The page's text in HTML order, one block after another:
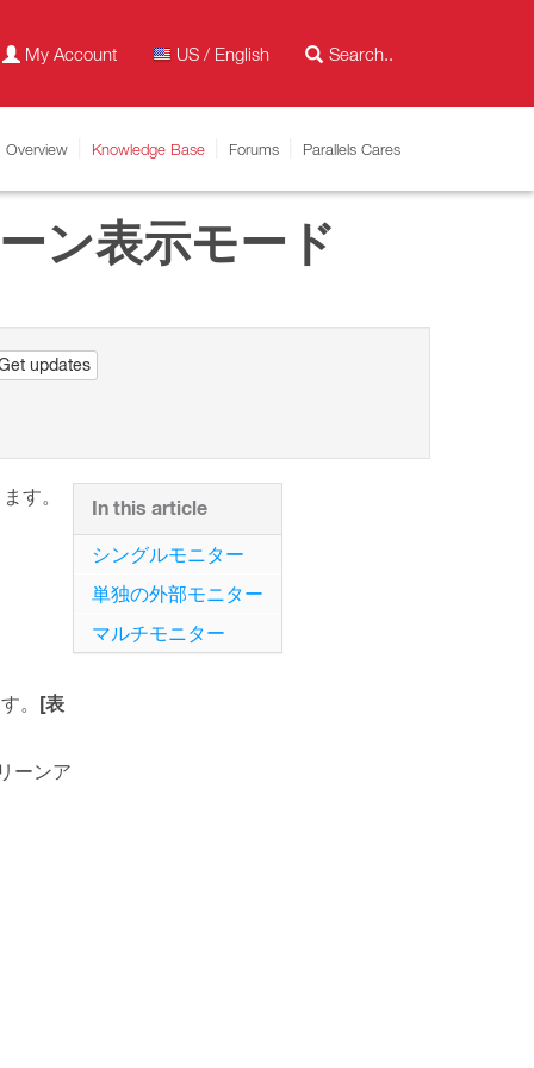
My Account US / English
Overview Knowledge Base Forums Parallels Cares
ン表示モード
updates
す。
。 [表
ーンア
In this article
シングルモニター
単独の外部モニター
マルチモニター